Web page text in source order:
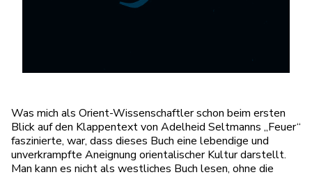
Was mich als Orient-Wissenschaftler schon beim ersten
Blick auf den Klappentext von Adelheid Seltmanns „Feuer“
faszinierte, war, dass dieses Buch eine lebendige und
unverkrampfte Aneignung orientalischer Kultur darstellt.
Man kann es nicht als westliches Buch lesen, ohne die